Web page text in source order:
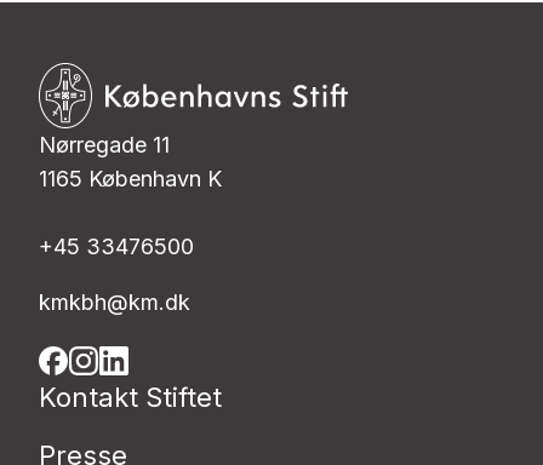
Nørregade 11
1165 København K
+45 33476500
kmkbh@km.dk
Kontakt Stiftet
Presse